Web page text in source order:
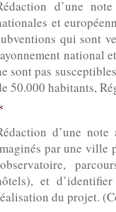
d’une
et
qui sont
national
sont pas
50.000 habitants,
d’une
par une ville
et
du projet.